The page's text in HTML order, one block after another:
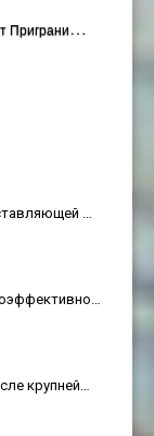
В
Енгерские Покупатели Массово Посещают Приграничные Хорватские Города
…
крупней…